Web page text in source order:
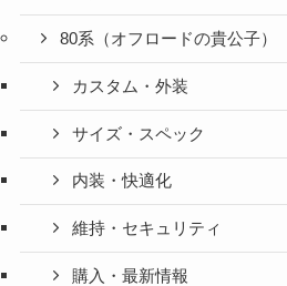
80系（オフロードの貴公子）
カスタム・外装
サイズ・スペック
内装・快適化
維持・セキュリティ
購入・最新情報